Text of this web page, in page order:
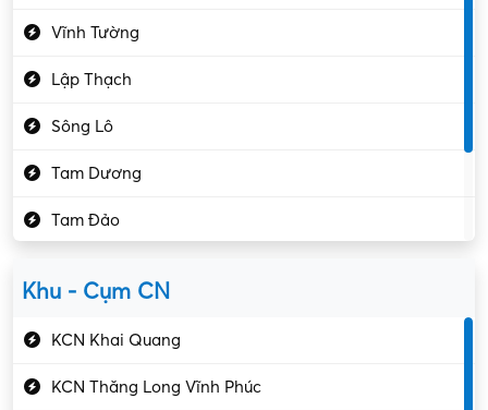
Kiểm soát chất lượng
Kỹ sư cơ khí
Kỹ sư điện
Kỹ thuật cao
Vĩnh Tường
Lập Thạch
Sông Lô
Tam Dương
Tam Đảo
Khu - Cụm CN
KCN Khai Quang
KCN Thăng Long Vĩnh Phúc